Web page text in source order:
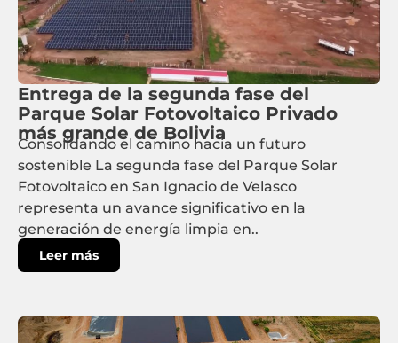
Entrega de la segunda fase del
Parque Solar Fotovoltaico Privado
más grande de Bolivia
Consolidando el camino hacia un futuro
sostenible La segunda fase del Parque Solar
Fotovoltaico en San Ignacio de Velasco
representa un avance significativo en la
generación de energía limpia en..
Leer más